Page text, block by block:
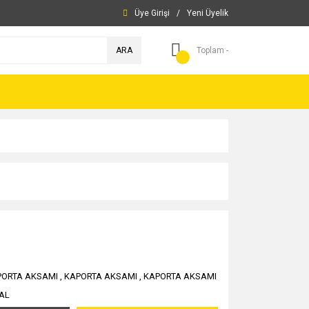
Üye Girişi / Yeni Üyelik
ARA Toplam -
AKSAMI , KAPORTA AKSAMI , KAPORTA AKSAMI